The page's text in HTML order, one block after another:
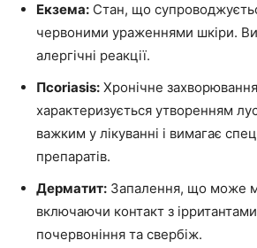
Екзема: Стан, що
червоними ураженнями шкіри.
алергічні реакції.
Псoriasis: Хронічне
характеризується утворенням
важким у лікуванні і вимагає
препаратів.
Дерматит: Запалення, що може
включаючи контакт з
почервоніння та свербіж.